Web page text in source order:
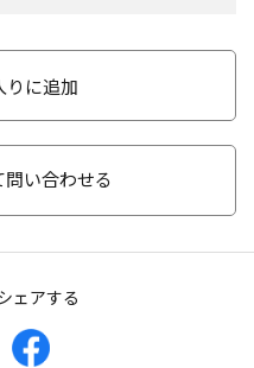
りに追加
い合わせる
ェアする